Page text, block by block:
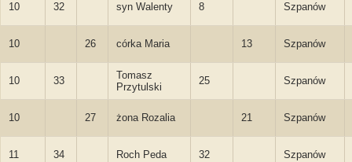
10 32 syn Walenty 8 Szpanów
10 26 córka Maria 13 Szpanów
10 33
Tomasz
Przytulski
25 Szpanów
10 27 żona Rozalia 21 Szpanów
11 34 Roch Peda 32 Szpanów